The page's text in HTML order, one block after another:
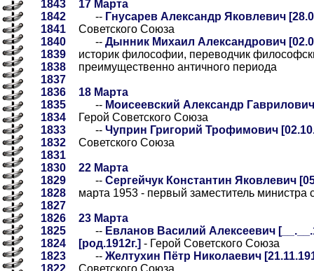
1843
1842
1841
1840
1839
1838
1837
1836
1835
1834
1833
1832
1831
1830
1829
1828
1827
1826
1825
1824
1823
17 Марта
-- Гнусарев Александр Яковлевич
Советского Союза
-- Дынник Михаил Александрович
историк философии, переводчик
преимущественно античного периода
18 Марта
-- Моисеевский Александр
Герой Советского Союза
-- Чуприн Григорий Трофимович
Советского Союза
22 Марта
-- Сергейчук Константин Яковлевич
марта 1953 - первый заместитель
23 Марта
-- Евланов Василий Алексеевич
[род.1912г.] - Герой Советского Союза
-- Желтухин Пётр Николаевич